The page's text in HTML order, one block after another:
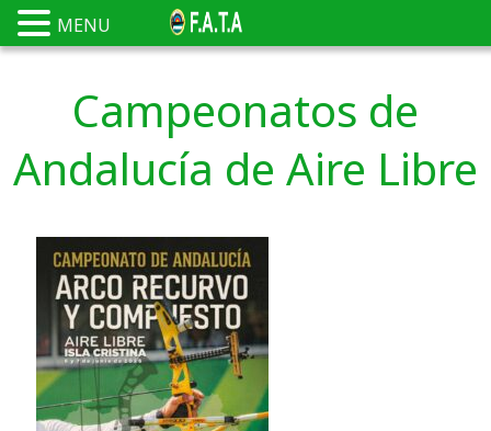
Campeonatos de
Andalucía de Aire Libre
MENU